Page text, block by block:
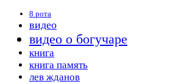
8 рота
видео
видео о богучаре
книга
книга память
лев жданов